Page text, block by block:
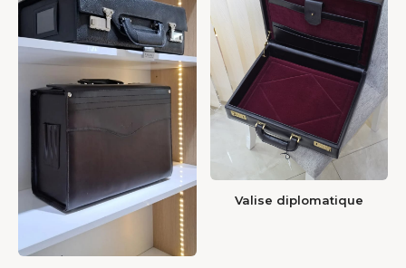
Valise diplomatique